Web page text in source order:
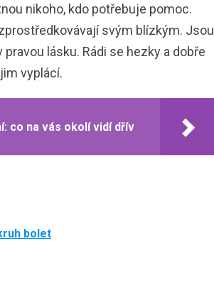
nikoho, kdo potřebuje pomoc.
svým blízkým. Jsou
lásku. Rádi se hezky a dobře
vyplácí.
co na vás okolí vidí dřív
bolet